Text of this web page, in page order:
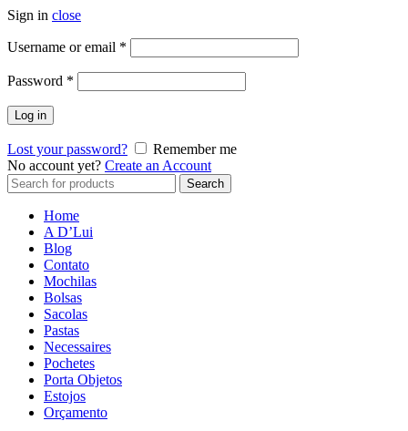
Sign in close
Username or email *
Password *
Log in
Lost your password?
Remember me
No account yet? Create an Account
Search
for:
Search
Home
A D’Lui
Blog
Contato
Mochilas
Bolsas
Sacolas
Pastas
Necessaires
Pochetes
Porta Objetos
Estojos
Orçamento